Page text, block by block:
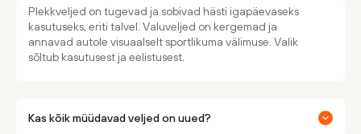
Plekkveljed on tugevad ja sobivad hästi igapäevaseks
kasutuseks, eriti talvel. Valuveljed on kergemad ja
annavad autole visuaalselt sportlikuma välimuse. Valik
sõltub kasutusest ja eelistusest.
Kas kõik müüdavad veljed on uued?